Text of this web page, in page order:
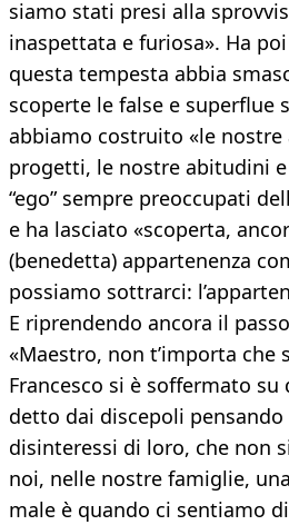
siamo stati presi alla
inaspettata e furiosa». Ha
questa tempesta abbia
scoperte le false e superflue
abbiamo costruito «le nostre
progetti, le nostre abitudini
“ego” sempre preoccupati
e ha lasciato «scoperta,
(benedetta) appartenenza
possiamo sottrarci:
E riprendendo ancora il
«Maestro, non t’importa che
Francesco si è soffermato su
detto dai discepoli pensando
disinteressi di loro, che non
noi, nelle nostre famiglie,
male è quando ci sentiamo